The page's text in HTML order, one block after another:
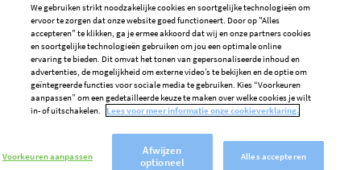
DISCLAIMER
PRIVACYBELEID
COOKIEBELEID
Cookievoorkeuren
We gebruiken strikt noodzakelijke cookies en soortgelijke technologieën om
ervoor te zorgen dat onze website goed functioneert. Door op "Alles
accepteren" te klikken, ga je ermee akkoord dat wij en onze partners cookies
en soortgelijke technologieën gebruiken om jou een optimale online
ervaring te bieden. Dit omvat het tonen van gepersonaliseerde inhoud en
advertenties, de mogelijkheid om externe video’s te bekijken en de optie om
geïntegreerde functies voor sociale media te gebruiken. Kies “Voorkeuren
aanpassen” om een gedetailleerde keuze te maken over welke cookies je wilt
in- of uitschakelen.
Lees voor meer informatie onze cookieverklaring.
Voorkeuren aanpassen
Afwijzen
optioneel
Alles accepteren